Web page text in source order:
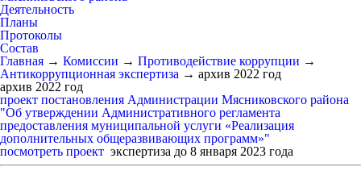
Деятельность
Планы
Протоколы
Состав
Главная → Комиссии → Противодействие коррупции →
Антикоррупционная экспертиза → архив 2022 год
архив 2022 год
проект постановления Администрации Мясниковского района
"Об утверждении Административного регламента
предоставления муниципальной услуги «Реализация
дополнительных общеразвивающих программ»"
посмотреть проект экспертиза до 8 января 2023 года